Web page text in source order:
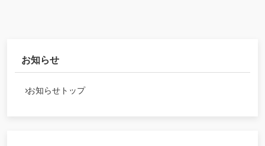
お知らせ
お知らせトップ